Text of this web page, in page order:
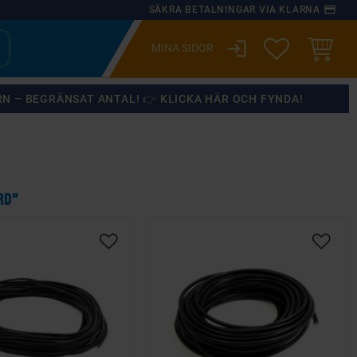
SÄKRA BETALNINGAR VIA KLARNA payment
login ÖNSKELISTA
– BEGRÄNSAT ANTAL! 👉 KLICKA HÄR OCH FYNDA!